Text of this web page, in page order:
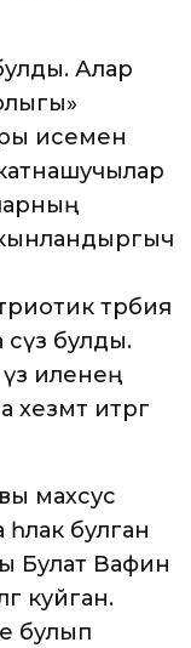
булды. Алар
исемен
тәрбия
сүз булды.
иленең
итәргә
махсус
булган
Булат Вафин
куйган.
булып